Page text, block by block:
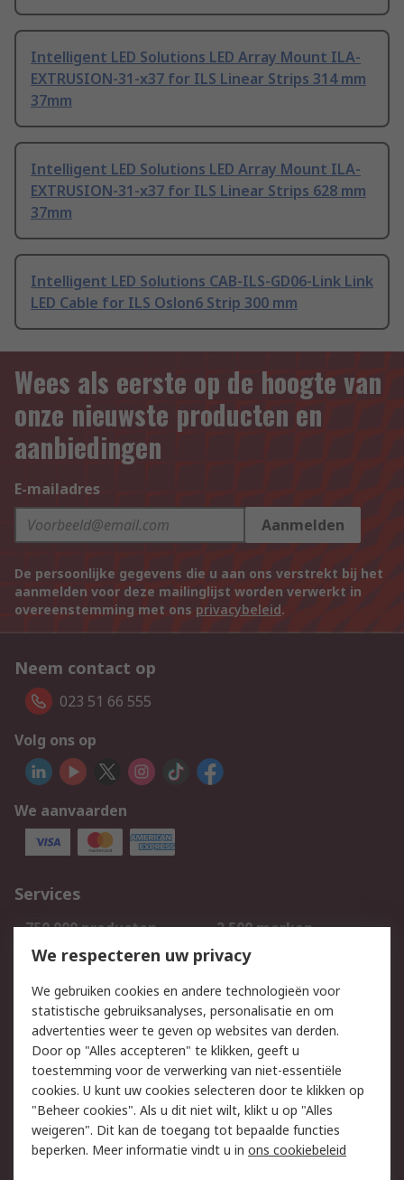
Intelligent LED Solutions LED Array Mount ILA-
EXTRUSION-31-x37 for ILS Linear Strips 314 mm
37mm
Intelligent LED Solutions LED Array Mount ILA-
EXTRUSION-31-x37 for ILS Linear Strips 628 mm
37mm
Intelligent LED Solutions CAB-ILS-GD06-Link Link
LED Cable for ILS Oslon6 Strip 300 mm
Wees als eerste op de hoogte van
onze nieuwste producten en
aanbiedingen
E-mailadres
Aanmelden
De persoonlijke gegevens die u aan ons verstrekt bij het
aanmelden voor deze mailinglijst worden verwerkt in
overeenstemming met ons privacybeleid.
Neem contact op
023 51 66 555
Volg ons op
We aanvaarden
Services
750.000 producten
2.500 merken
Bestellen
Inkoopoplossingen
Track & Trace
Wettelijk
Cookiebeleid
Email veiligheid
Privacybeleid
Websitevoorwaarden
Algemene
verkoopvoorwaarden
We respecteren uw privacy
We gebruiken cookies en andere technologieën voor
statistische gebruiksanalyses, personalisatie en om
advertenties weer te geven op websites van derden.
Door op "Alles accepteren" te klikken, geeft u
toestemming voor de verwerking van niet-essentiële
cookies. U kunt uw cookies selecteren door te klikken op
"Beheer cookies". Als u dit niet wilt, klikt u op "Alles
weigeren". Dit kan de toegang tot bepaalde functies
beperken. Meer informatie vindt u in ons cookiebeleid